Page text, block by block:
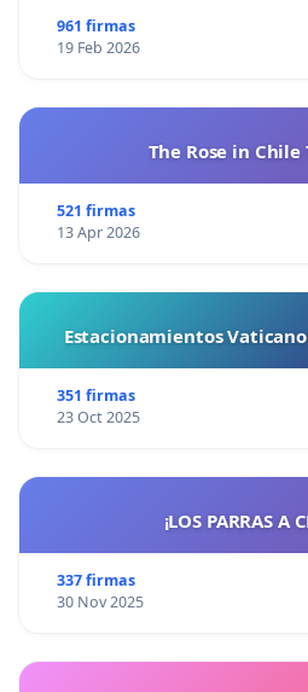
por ustedes, nos movilizamos!
961 firmas
19 Feb 2026
The Rose in Chile
521 firmas
13 Apr 2026
Estacionamientos
351 firmas
23 Oct 2025
¡LOS PARRAS A
337 firmas
30 Nov 2025